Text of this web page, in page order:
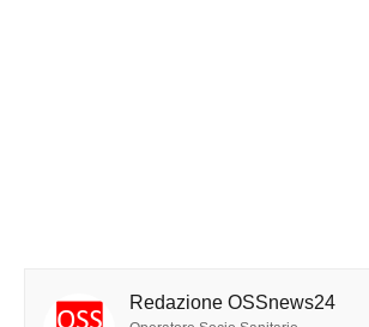
Redazione OSSnews24